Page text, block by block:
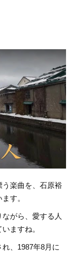
楽曲を、石原裕
す。
がら、愛する人
ますね。
、1987年8月に